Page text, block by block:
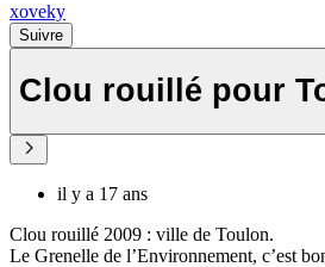
xoveky
Suivre
Clou rouillé pour
il y a 17 ans
Clou rouillé 2009 : ville de Toulon.
Le Grenelle de l’Environnement, c’est